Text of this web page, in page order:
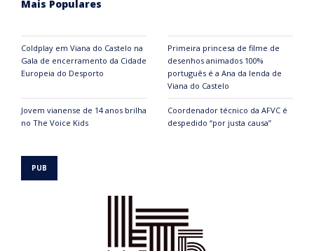
Mais Populares
Coldplay em Viana do Castelo na
Gala de encerramento da Cidade
Europeia do Desporto
Primeira princesa de filme de
desenhos animados 100%
português é a Ana da lenda de
Viana do Castelo
Jovem vianense de 14 anos brilha
no The Voice Kids
Coordenador técnico da AFVC é
despedido “por justa causa”